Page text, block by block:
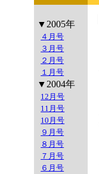
▼2005年
４月号
３月号
２月号
１月号
▼2004年
12月号
11月号
10月号
９月号
８月号
７月号
６月号